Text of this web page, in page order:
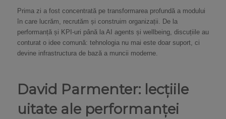
Prima zi a fost concentrată pe transformarea profundă a modului
în care lucrăm, recrutăm și construim organizații. De la
performanță și KPI-uri până la AI agents și wellbeing, discuțiile au
conturat o idee comună: tehnologia nu mai este doar suport, ci
devine infrastructura de bază a muncii moderne.
David Parmenter: lecțiile
uitate ale performanței